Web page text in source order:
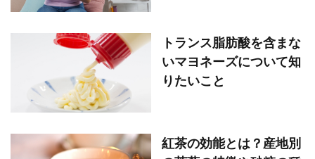
トランス脂肪酸を含まな
いマヨネーズについて知
りたいこと
紅茶の効能とは？産地別